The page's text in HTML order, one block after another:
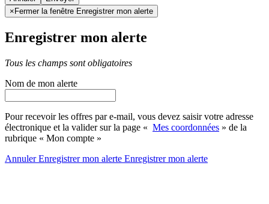
× Fermer la fenêtre Enregistrer mon alerte
Enregistrer mon alerte
Tous les champs sont obligatoires
Nom de mon alerte
Pour recevoir les offres par e-mail, vous devez saisir votre adresse
électronique et la valider sur la page « Mes coordonnées » de la
rubrique « Mon compte »
AnnulerEnregistrer mon alerte Enregistrermon alerte